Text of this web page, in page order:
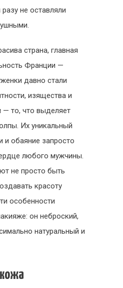
не оставляли
страна, главная
Франции —
давно стали
изящества и
— то, что выделяет
Их уникальный
и обаяние запросто
любого мужчины.
не просто быть
красоту
особенности
он неброский,
натуральный и